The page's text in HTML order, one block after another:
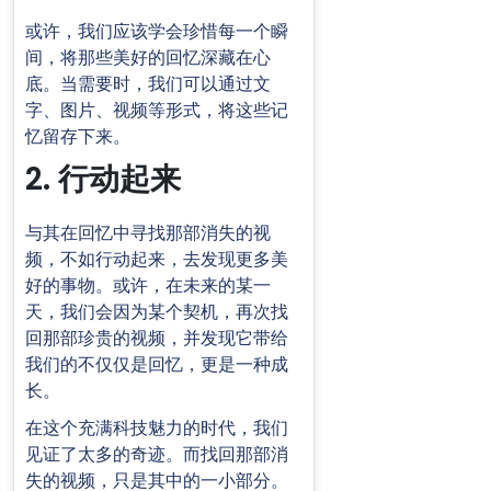
或许，我们应该学会珍惜每一个瞬
间，将那些美好的回忆深藏在心
底。当需要时，我们可以通过文
字、图片、视频等形式，将这些记
忆留存下来。
2. 行动起来
与其在回忆中寻找那部消失的视
频，不如行动起来，去发现更多美
好的事物。或许，在未来的某一
天，我们会因为某个契机，再次找
回那部珍贵的视频，并发现它带给
我们的不仅仅是回忆，更是一种成
长。
在这个充满科技魅力的时代，我们
见证了太多的奇迹。而找回那部消
失的视频，只是其中的一小部分。